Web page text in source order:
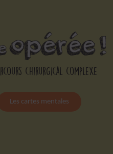
chirurgical complexe
Les cartes mentales